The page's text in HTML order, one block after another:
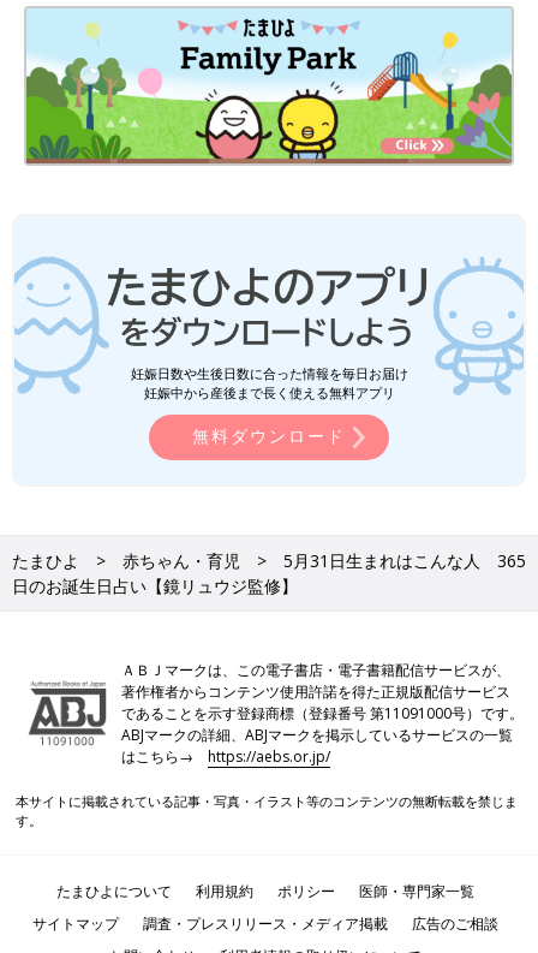
妊娠日数や生後日数に合った情報を毎日お届け
妊娠中から産後まで長く使える無料アプリ
無料ダウンロード
たまひよ 赤ちゃん・育児
5月31日生まれはこんな人 365
日のお誕生日占い【鏡リュウジ監修】
ＡＢＪマークは、この電子書店・電子書籍配信サービスが、
著作権者からコンテンツ使用許諾を得た正規版配信サービス
であることを示す登録商標（登録番号 第11091000号）です。
ABJマークの詳細、ABJマークを掲示しているサービスの一覧
はこちら→https://aebs.or.jp/
本サイトに掲載されている記事・写真・イラスト等のコンテンツの無断転載を禁じま
す。
たまひよについて 利用規約 ポリシー
医師・専門家一覧
サイトマップ
調査・プレスリリース・メディア掲載
広告のご相談